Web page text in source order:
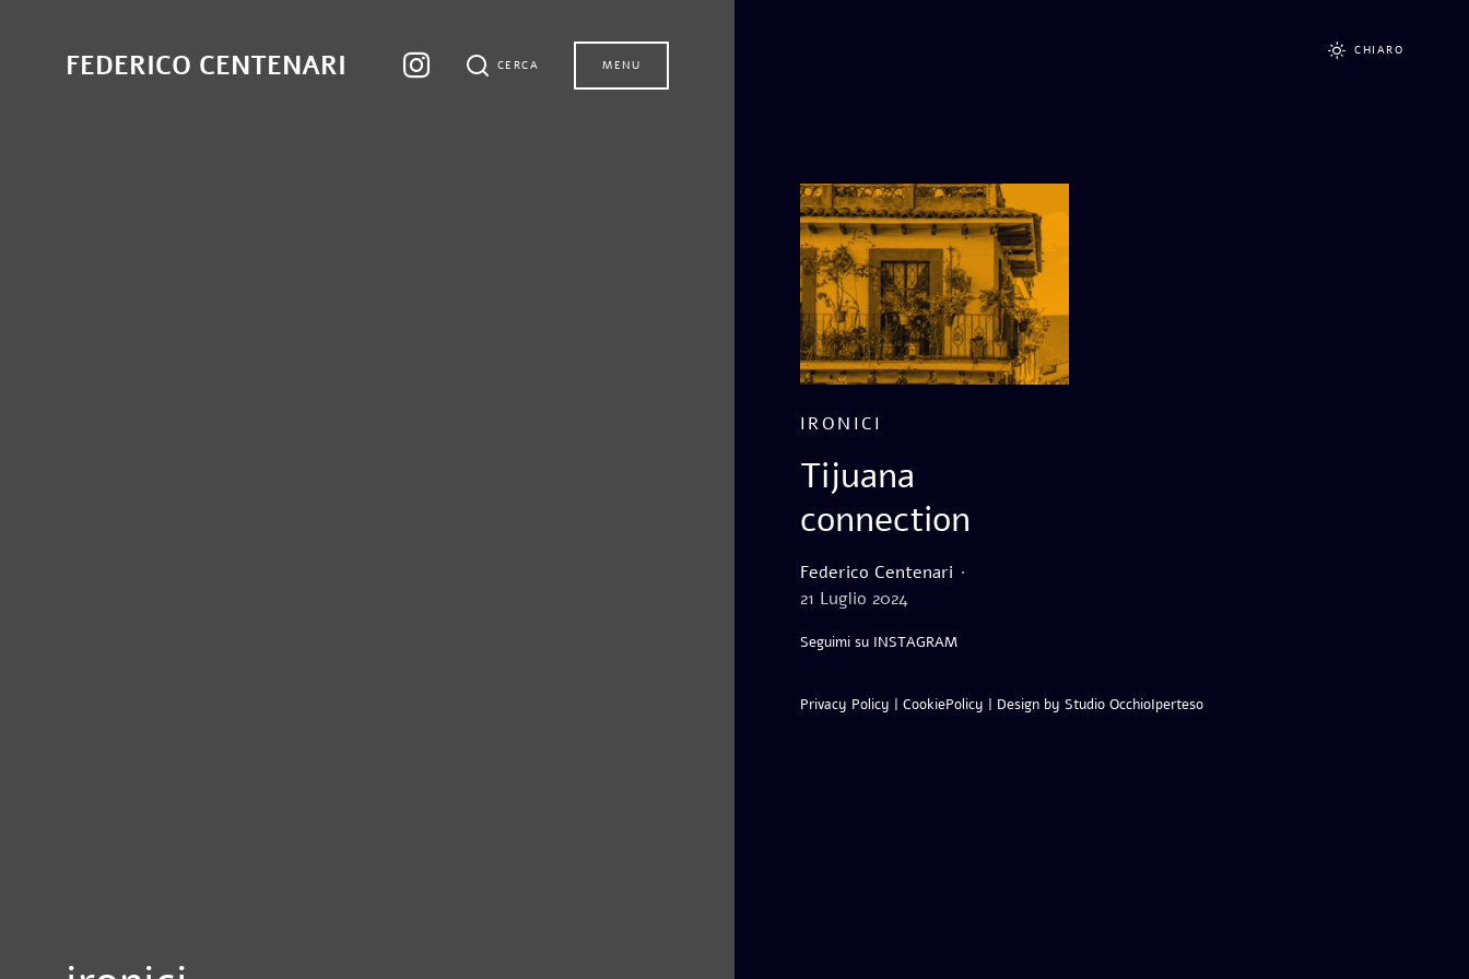
FEDERICO CENTENARI CERCA MENU
CHIARO
IRONICI
Tijuana
connection
Federico Centenari
21 Luglio 2024
Seguimi su INSTAGRAM
Privacy Policy | CookiePolicy | Design by Studio OcchioIperteso